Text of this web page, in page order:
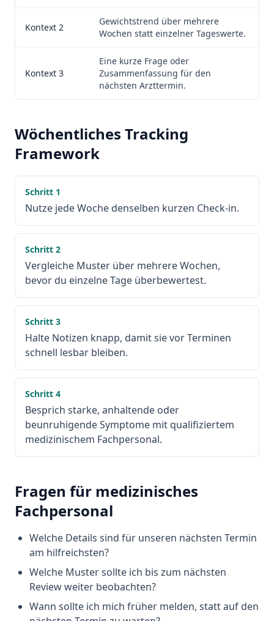
Kontext 2
Gewichtstrend über mehrere
Wochen statt einzelner Tageswerte.
Kontext 3
Eine kurze Frage oder
Zusammenfassung für den
nächsten Arzttermin.
Wöchentliches Tracking
Framework
Schritt 1
Nutze jede Woche denselben kurzen Check-in.
Schritt 2
Vergleiche Muster über mehrere Wochen,
bevor du einzelne Tage überbewertest.
Schritt 3
Halte Notizen knapp, damit sie vor Terminen
schnell lesbar bleiben.
Schritt 4
Besprich starke, anhaltende oder
beunruhigende Symptome mit qualifiziertem
medizinischem Fachpersonal.
Fragen für medizinisches
Fachpersonal
Welche Details sind für unseren nächsten Termin
am hilfreichsten?
Welche Muster sollte ich bis zum nächsten
Review weiter beobachten?
Wann sollte ich mich früher melden, statt auf den